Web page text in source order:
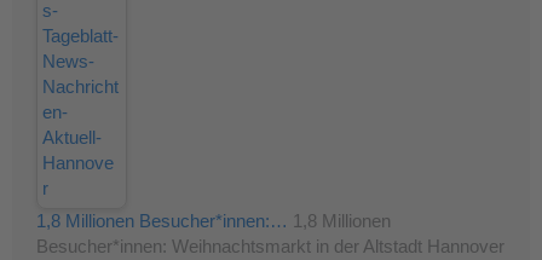
1,8 Millionen Besucher*innen:… 1,8 Millionen
Besucher*innen: Weihnachtsmarkt in der Altstadt Hannover